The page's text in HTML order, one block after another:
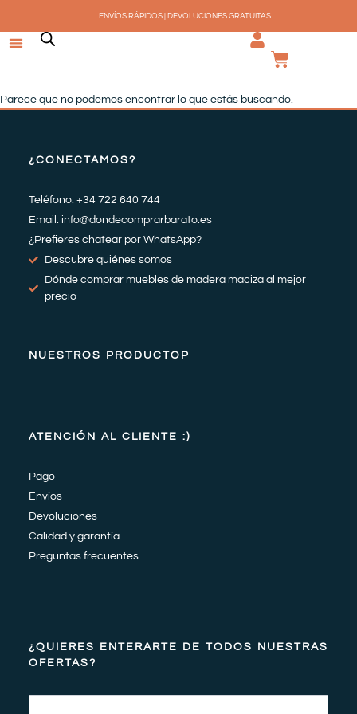
contenido
ENVÍOS RÁPIDOS | DEVOLUCIONES GRATUITAS
Parece que no podemos encontrar lo que estás buscando.
¿CONECTAMOS?
Teléfono: +34 722 640 744
Email: info@dondecomprarbarato.es
¿Prefieres chatear por WhatsApp?
Descubre quiénes somos
Dónde comprar muebles de madera maciza al mejor
precio
NUESTROS PRODUCTOP
ATENCIÓN AL CLIENTE :)
Pago
Envíos
Devoluciones
Calidad y garantía
Preguntas frecuentes
¿QUIERES ENTERARTE DE TODOS NUESTRAS
OFERTAS?